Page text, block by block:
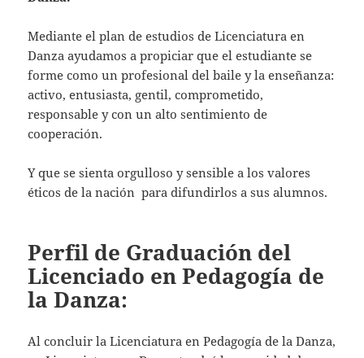
Mediante el plan de estudios de Licenciatura en
Danza ayudamos a propiciar que el estudiante se
forme como un profesional del baile y la enseñanza:
activo, entusiasta, gentil, comprometido,
responsable y con un alto sentimiento de
cooperación.
Y que se sienta orgulloso y sensible a los valores
éticos de la nación para difundirlos a sus alumnos.
Perfil de Graduación del
Licenciado en Pedagogía de
la Danza:
Al concluir la Licenciatura en Pedagogía de la Danza,